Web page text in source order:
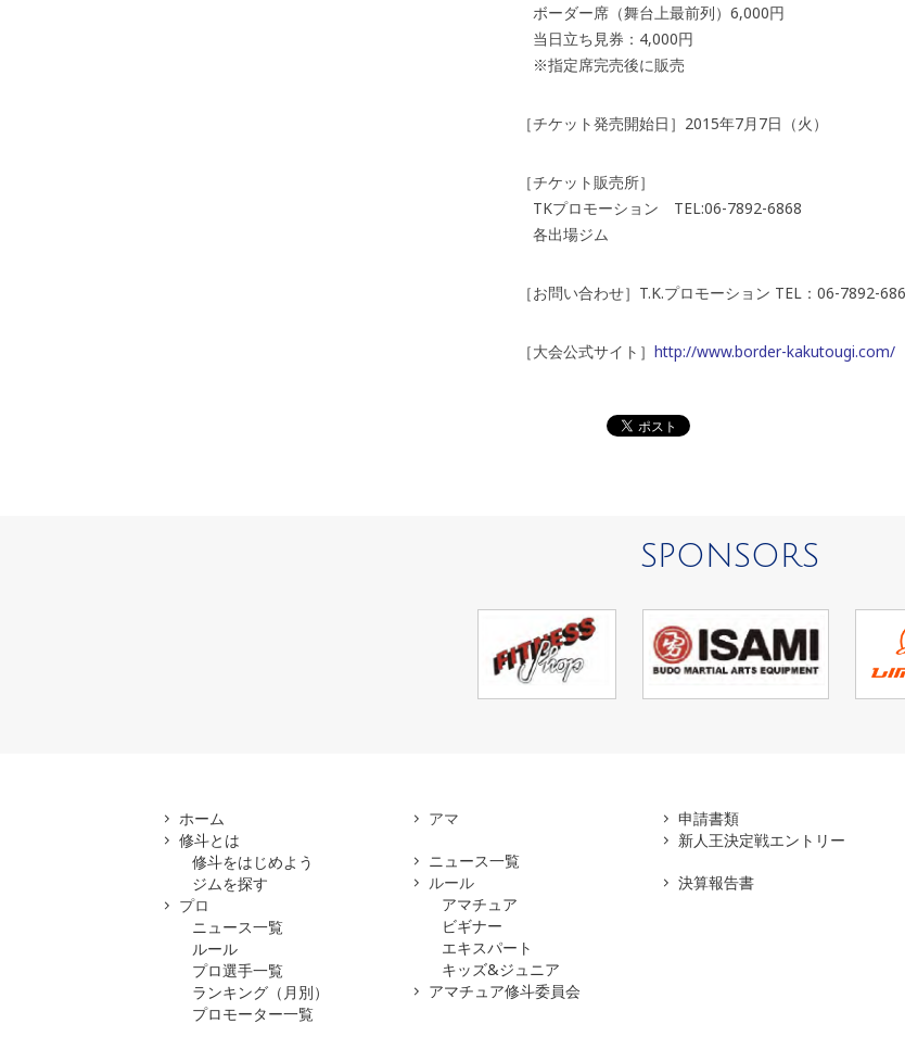
ボーダー席（舞台上最前列）6,000円
当日立ち見券：4,000円
※指定席完売後に販売
［チケット発売開始日］2015年7月7日（火）
［チケット販売所］
TKプロモーション TEL:06-7892-6868
各出場ジム
［お問い合わせ］T.K.プロモーション TEL：06-7892-
［大会公式サイト］ http://www.border-kakutougi.com/
SPONSORS
ホーム
修斗とは
修斗をはじめよう
ジムを探す
プロ
ニュース一覧
ルール
プロ選手一覧
ランキング（月別）
プロモーター一覧
アマ
ニュース一覧
ルール
アマチュア
ビギナー
エキスパート
キッズ&ジュニア
アマチュア修斗委員会
申請書類
新人王決定戦エントリー
決算報告書